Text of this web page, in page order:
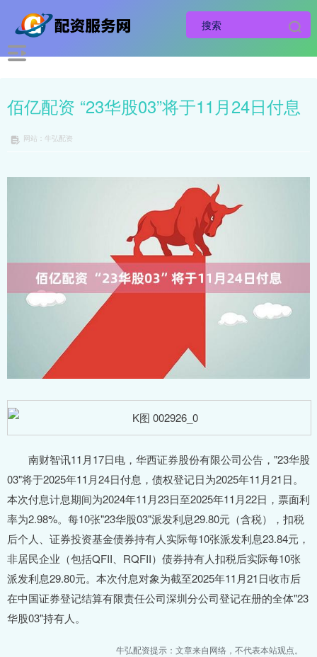
佰亿配资 “23华股03”将于11月24日付息
网站：牛弘配资
南财智讯11月17日电，华西证券股份有限公司公告，"23华股
03"将于2025年11月24日付息，债权登记日为2025年11月21日。
本次付息计息期间为2024年11月23日至2025年11月22日，票面利
率为2.98%。每10张"23华股03"派发利息29.80元（含税），扣税
后个人、证券投资基金债券持有人实际每10张派发利息23.84元，
非居民企业（包括QFII、RQFII）债券持有人扣税后实际每10张
派发利息29.80元。本次付息对象为截至2025年11月21日收市后
在中国证券登记结算有限责任公司深圳分公司登记在册的全体"23
华股03"持有人。
牛弘配资提示：文章来自网络，不代表本站观点。